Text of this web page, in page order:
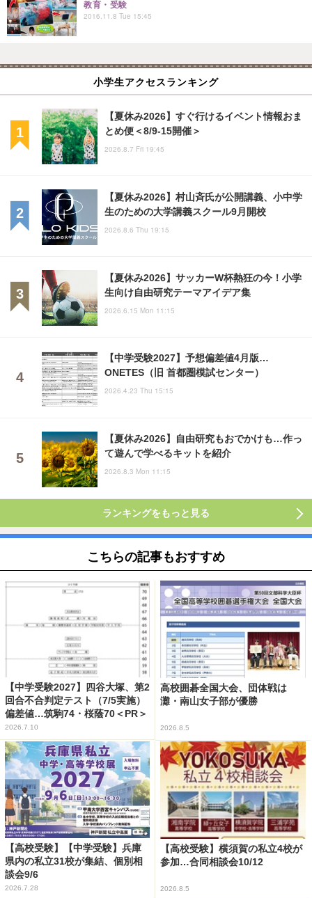
教育・受験
2016.11.8 Tue 15:45
小学生アクセスランキング
【夏休み2026】すぐ行けるイベント情報おま
とめ便＜8/9-15開催＞
2026.8.7 Fri 19:45
【夏休み2026】村山斉氏が公開講義、小中学
生のための大学講義スクール9月開校
2026.8.6 Thu 19:15
【夏休み2026】サッカーW杯熱狂の今！小学
生向け自由研究テーマアイデア集
2026.6.15 Mon 11:15
【中学受験2027】予想偏差値4月版…
ONETES（旧 首都圏模試センター）
2026.4.23 Thu 15:15
【夏休み2026】自由研究もおでかけも…作っ
て遊んで学べるキットを紹介
2026.8.3 Mon 11:15
ランキングをもっと見る
こちらの記事もおすすめ
【中学受験2027】四谷大塚、第2
回合不合判定テスト（7/5実施）
偏差値…筑駒74・桜蔭70＜PR＞
2026.7.10
高校囲碁全国大会、団体戦は
灘・南山女子部が優勝
2026.8.5
【高校受験】【中学受験】兵庫
県内の私立31校が集結、個別相
談会9/6
2026.7.28
【高校受験】横須賀の私立4校が
参加…合同相談会10/12
2026.8.5